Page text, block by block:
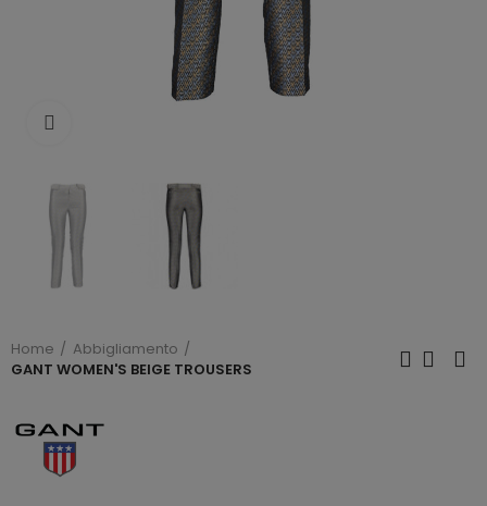
Home
Abbigliamento
GANT WOMEN'S BEIGE TROUSERS